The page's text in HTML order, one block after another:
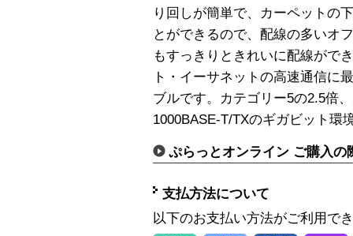
り回しが簡単で、カーペットの
とができるので、配線の多いオ
もすっきりときれいに配線がで
ト・イーサネットの高速通信に
ブルです。カテゴリー5の2.5倍
1000BASE-T/TXのギガビット環
ぷらっとオンライン ご購入の
支払方法について
以下のお支払い方法がご利用で